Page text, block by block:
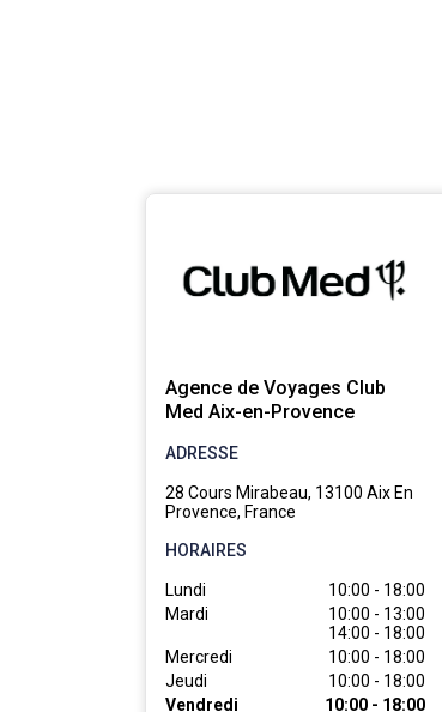
Agence de Voyages Club
Med Aix-en-Provence
ADRESSE
28 Cours Mirabeau, 13100 Aix En
Provence, France
HORAIRES
Lundi
10:00 - 18:00
Mardi
10:00 - 13:00
14:00 - 18:00
Mercredi
10:00 - 18:00
Jeudi
10:00 - 18:00
Vendredi
10:00 - 18:00